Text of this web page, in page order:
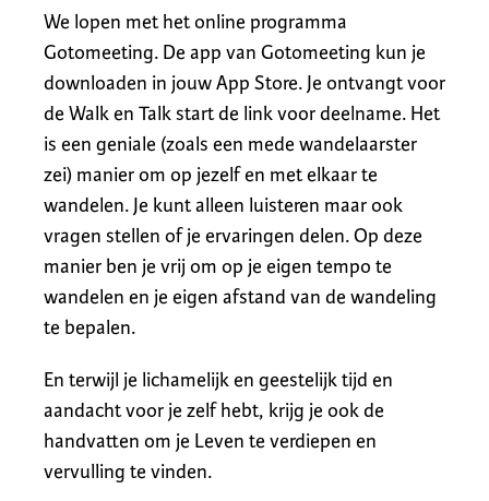
We lopen met het online programma
Gotomeeting. De app van Gotomeeting kun je
downloaden in jouw App Store. Je ontvangt voor
de Walk en Talk start de link voor deelname. Het
is een geniale (zoals een mede wandelaarster
zei) manier om op jezelf en met elkaar te
wandelen. Je kunt alleen luisteren maar ook
vragen stellen of je ervaringen delen. Op deze
manier ben je vrij om op je eigen tempo te
wandelen en je eigen afstand van de wandeling
te bepalen.
En terwijl je lichamelijk en geestelijk tijd en
aandacht voor je zelf hebt, krijg je ook de
handvatten om je Leven te verdiepen en
vervulling te vinden.